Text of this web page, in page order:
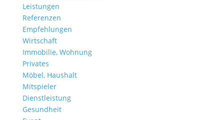
Leistungen
Referenzen
Empfehlungen
Wirtschaft
Immobilie, Wohnung
Privates
Möbel, Haushalt
Mitspieler
Dienstleistung
Gesundheit